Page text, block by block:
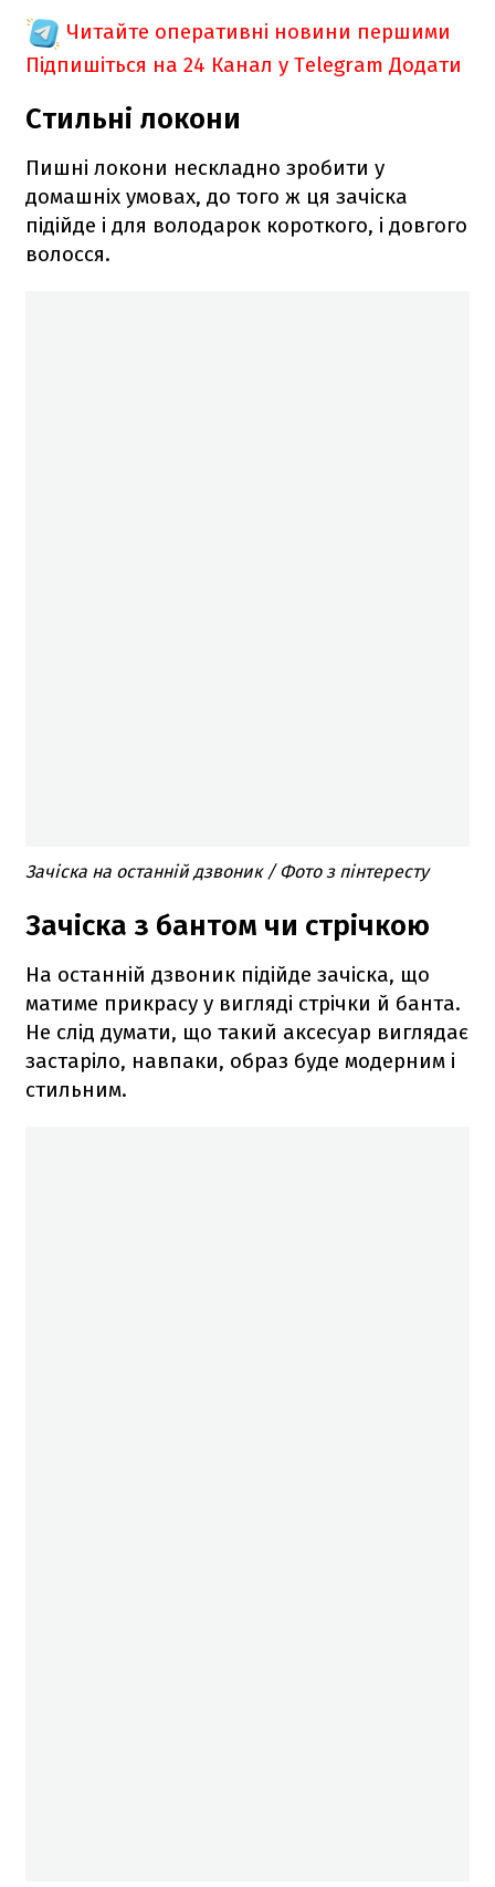
Читайте оперативні новини першими
Підпишіться на 24 Канал у Telegram Додати
Стильні локони
Пишні локони нескладно зробити у
домашніх умовах, до того ж ця зачіска
підійде і для володарок короткого, і довгого
волосся.
Зачіска на останній дзвоник / Фото з пінтересту
Зачіска з бантом чи стрічкою
На останній дзвоник підійде зачіска, що
матиме прикрасу у вигляді стрічки й банта.
Не слід думати, що такий аксесуар виглядає
застаріло, навпаки, образ буде модерним і
стильним.